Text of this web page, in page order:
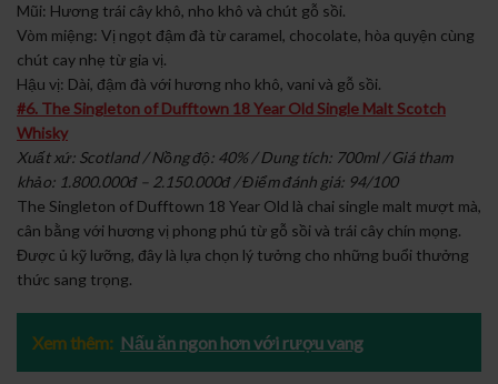
Mũi: Hương trái cây khô, nho khô và chút gỗ sồi.
Vòm miệng: Vị ngọt đậm đà từ caramel, chocolate, hòa quyện cùng
chút cay nhẹ từ gia vị.
Hậu vị: Dài, đậm đà với hương nho khô, vani và gỗ sồi.
#6. The Singleton of Dufftown 18 Year Old Single Malt Scotch
Whisky
Xuất xứ: Scotland / Nồng độ: 40% / Dung tích: 700ml / Giá tham
khảo: 1.800.000đ – 2.150.000đ / Điểm đánh giá: 94/100
The Singleton of Dufftown 18 Year Old là chai single malt mượt mà,
cân bằng với hương vị phong phú từ gỗ sồi và trái cây chín mọng.
Được ủ kỹ lưỡng, đây là lựa chọn lý tưởng cho những buổi thưởng
thức sang trọng.
Xem thêm: Nấu ăn ngon hơn với rượu vang